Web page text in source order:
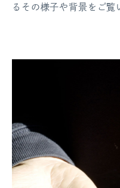
るその様子や背景をご覧